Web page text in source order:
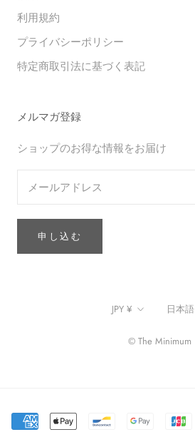
利用規約
プライバシーポリシー
特定商取引法に基づく表記
メルマガ登録
ショップのお得な情報をお届け
申し込む
通
JPY ¥
言
日本語
© The Minimum